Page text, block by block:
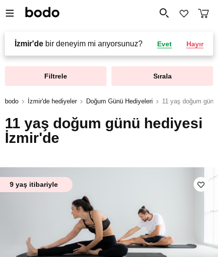
İzmir'de bir deneyim mi arıyorsunuz? Evet Hayır
Filtrele Sırala
bodo İzmir'de hediyeler Doğum Günü Hediyeleri 11 yaş doğum
11 yaş doğum günü hediyesi
İzmir'de
9 yaş itibariyle